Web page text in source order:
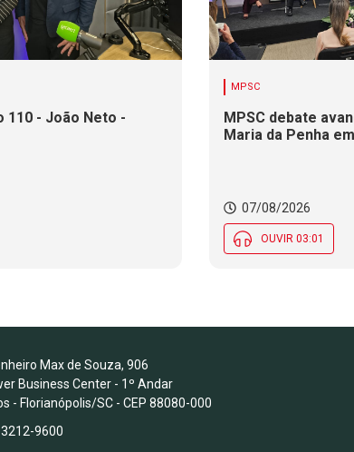
110 - João Neto -
MPSC
MPSC debate
Maria da Penha
07/08/2026
OUVIR 03:01
Max de Souza, 906
Business Center - 1º Andar
- Florianópolis/SC - CEP 88080-000
9600